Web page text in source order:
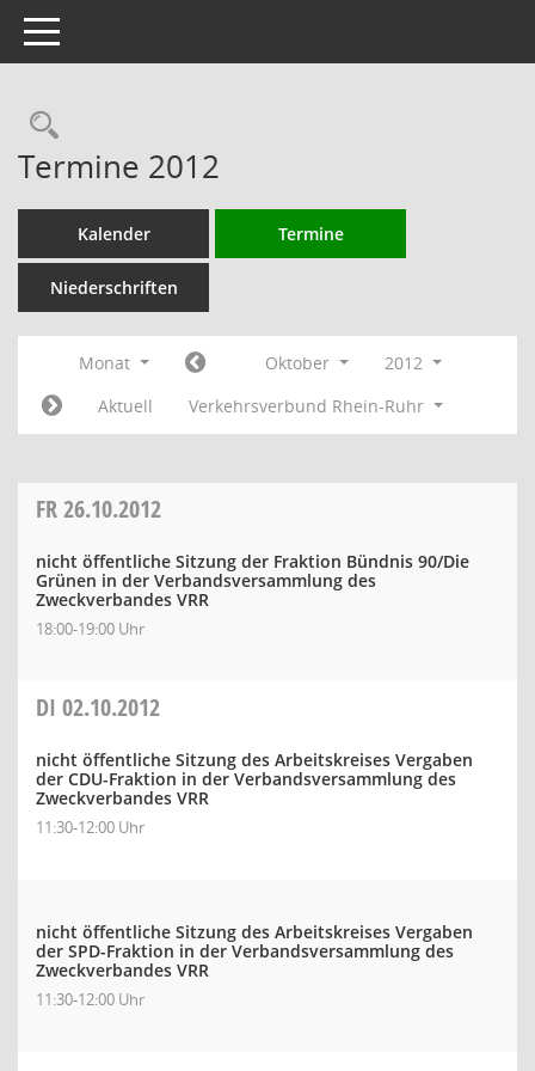
Toggle navigation
Rechercheauswahl
Termine 2012
Kalender Termine
Niederschriften
Monat Oktober
2012
Aktuell
Verkehrsverbund Rhein-Ruhr
FR26.10.2012
nicht öffentliche Sitzung der Fraktion Bündnis 90/Die
Grünen in der Verbandsversammlung des
Zweckverbandes VRR
18:00-19:00 Uhr
DI 02.10.2012
nicht öffentliche Sitzung des Arbeitskreises Vergaben
der CDU-Fraktion in der Verbandsversammlung des
Zweckverbandes VRR
11:30-12:00 Uhr
nicht öffentliche Sitzung des Arbeitskreises Vergaben
der SPD-Fraktion in der Verbandsversammlung des
Zweckverbandes VRR
11:30-12:00 Uhr